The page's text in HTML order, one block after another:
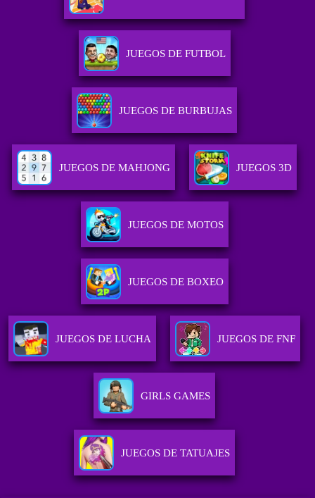
JUEGOS DE FUTBOL
JUEGOS DE BURBUJAS
JUEGOS DE MAHJONG JUEGOS 3D
JUEGOS DE MOTOS
JUEGOS DE BOXEO
JUEGOS DE LUCHA JUEGOS DE FNF
GIRLS GAMES
JUEGOS DE TATUAJES